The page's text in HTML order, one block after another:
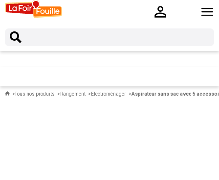
Tous nos produits Rangement Electroménager